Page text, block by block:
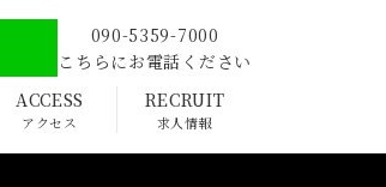
090-5359-7000
こちらにお電話ください
ACCESS
アクセス
RECRUIT
求人情報